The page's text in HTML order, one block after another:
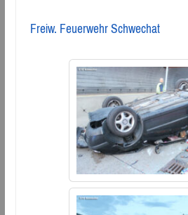
Freiw. Feuerwehr Schwechat